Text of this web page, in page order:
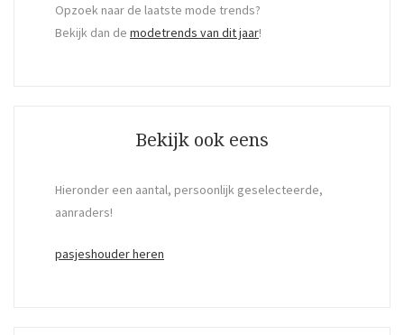
Opzoek naar de laatste mode trends?
Bekijk dan de modetrends van dit jaar!
Bekijk ook eens
Hieronder een aantal, persoonlijk geselecteerde,
aanraders!
pasjeshouder heren